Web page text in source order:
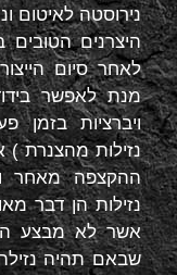
נירוסטה לאיטום
היצרנים
לאחר סיום
מנת לאפשר
ויברציות בזמן
נזילות מהצנרת )
ההקצפה מאחר
נזילות הן דבר
אשר לא מבצע
שבאם תהיה